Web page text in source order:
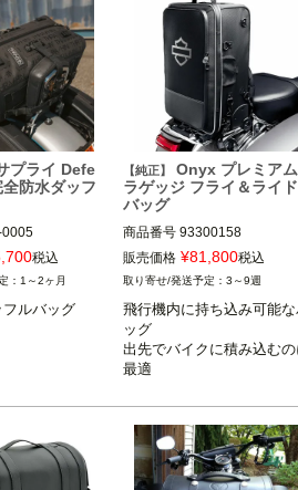
プライ Defe
防水ダッフ
0005
税込
1～2ヶ月
ルバッグ
【純正】
Onyx プレミアム
ラゲッジ フライ＆ライド
バッグ
商品番号 93300158
販売価格 ¥81,800税込
3～9週
飛行機内に持ち込み可能な
ッグ
出先でバイクに積み込むの
最適